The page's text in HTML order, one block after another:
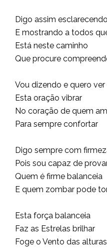
Digo assim esclarecendo
E mostrando a todos
Está neste caminho
Que procure
Vou dizendo e quero ver
Esta oração vibrar
No coração de quem
Para sempre confortar
Digo sempre com
Pois sou capaz de
Quem é firme balanceia
E quem zombar pode
Esta força balanceia
Faz as Estrelas brilhar
Foge o Vento das alturas